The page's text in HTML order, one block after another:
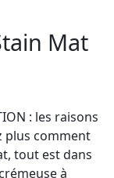
Mat
: les raisons
plus comment
tout est dans
à